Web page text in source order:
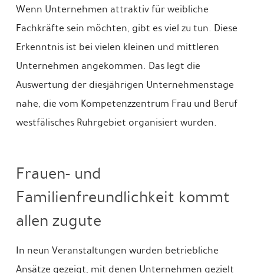
Wenn Unternehmen attraktiv für weibliche
Fachkräfte sein möchten, gibt es viel zu tun. Diese
Erkenntnis ist bei vielen kleinen und mittleren
Unternehmen angekommen. Das legt die
Auswertung der diesjährigen Unternehmenstage
nahe, die vom Kompetenzzentrum Frau und Beruf
westfälisches Ruhrgebiet organisiert wurden.
Frauen- und
Familienfreundlichkeit kommt
allen zugute
In neun Veranstaltungen wurden betriebliche
Ansätze gezeigt, mit denen Unternehmen gezielt